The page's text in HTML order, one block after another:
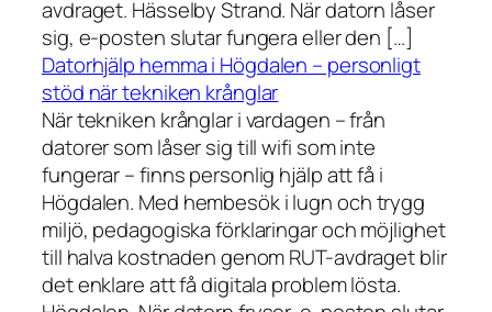
avdraget. Hässelby Strand. När datorn låser
sig, e-posten slutar fungera eller den […]
Datorhjälp hemma i Högdalen – personligt
stöd när tekniken krånglar
När tekniken krånglar i vardagen – från
datorer som låser sig till wifi som inte
fungerar – finns personlig hjälp att få i
Högdalen. Med hembesök i lugn och trygg
miljö, pedagogiska förklaringar och möjlighet
till halva kostnaden genom RUT-avdraget blir
det enklare att få digitala problem lösta.